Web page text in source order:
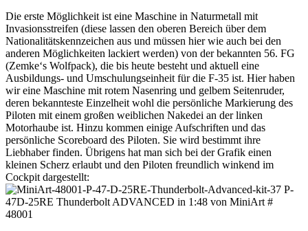
Die erste Möglichkeit ist eine Maschine in Naturmetall mit
Invasionsstreifen (diese lassen den oberen Bereich über dem
Nationalitätskennzeichen aus und müssen hier wie auch bei den
anderen Möglichkeiten lackiert werden) von der bekannten 56. FG
(Zemke‘s Wolfpack), die bis heute besteht und aktuell eine
Ausbildungs- und Umschulungseinheit für die F-35 ist. Hier haben
wir eine Maschine mit rotem Nasenring und gelbem Seitenruder,
deren bekannteste Einzelheit wohl die persönliche Markierung des
Piloten mit einem großen weiblichen Nakedei an der linken
Motorhaube ist. Hinzu kommen einige Aufschriften und das
persönliche Scoreboard des Piloten. Sie wird bestimmt ihre
Liebhaber finden. Übrigens hat man sich bei der Grafik einen
kleinen Scherz erlaubt und den Piloten freundlich winkend im
Cockpit dargestellt: